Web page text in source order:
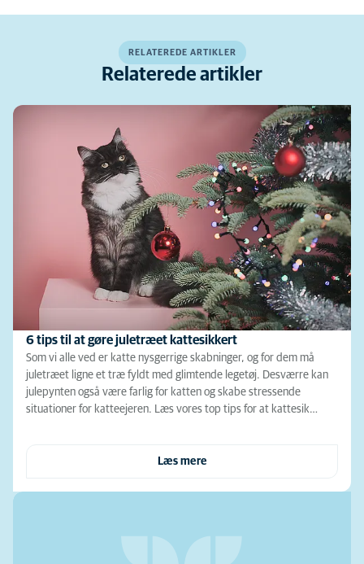
RELATEREDE ARTIKLER
Relaterede artikler
6 tips til at gøre juletræet kattesikkert
Som vi alle ved er katte nysgerrige skabninger, og for dem må
juletræet ligne et træ fyldt med glimtende legetøj. Desværre kan
julepynten også være farlig for katten og skabe stressende
situationer for katteejeren. Læs vores top tips for at kattesik…
Læs mere